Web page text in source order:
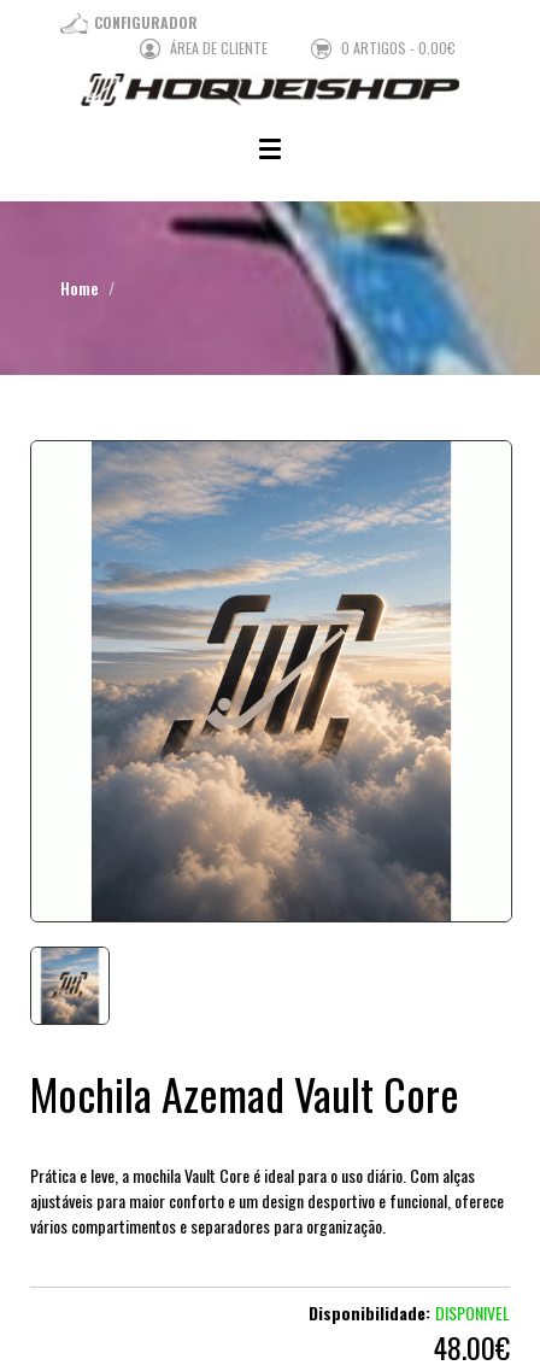
CONFIGURADOR
ÁREA DE CLIENTE
0 ARTIGOS - 0.00€
Home
Mochila Azemad Vault Core
Prática e leve, a mochila Vault Core é ideal para o uso diário. Com alças
ajustáveis para maior conforto e um design desportivo e funcional, oferece
vários compartimentos e separadores para organização.
Disponibilidade: DISPONIVEL
48.00€